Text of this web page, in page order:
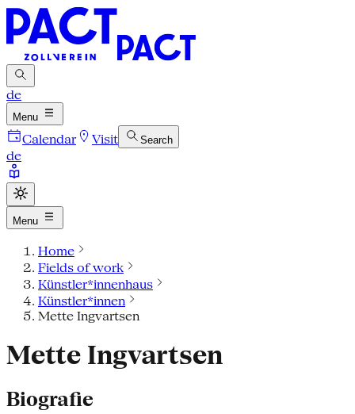
de
Menu
Calendar Visit Search
de
Menu
Home
Fields of work
Künstler*innenhaus
Künstler*innen
Mette Ingvartsen
Mette Ingvartsen
Biografie